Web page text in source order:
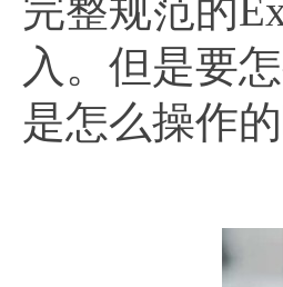
完整规范的
入。但是要
是怎么操作的